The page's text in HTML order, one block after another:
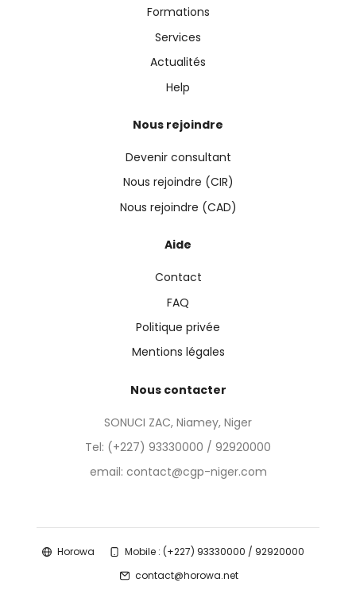
Formations
Services
Actualités
Help
Nous rejoindre
Devenir consultant
Nous rejoindre (CIR)
Nous rejoindre (CAD)
Aide
Contact
FAQ
Politique privée
Mentions légales
Nous contacter
SONUCI ZAC, Niamey, Niger
Tel: (+227) 93330000 / 92920000
email: contact@cgp-niger.com
Horowa
Mobile : (+227) 93330000 / 92920000
contact@horowa.net